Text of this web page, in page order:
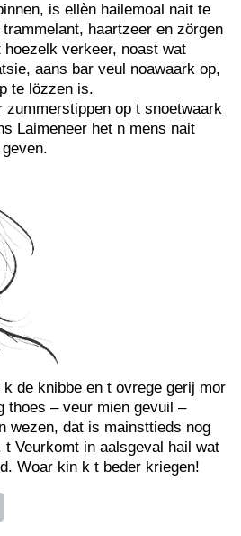
is ellèn hailemoal nait te
haartzeer en zörgen
hoezelk verkeer, noast wat
aans bar veul noawaark op,
te lözzen is.
zummerstippen op t snoetwaark
Laimeneer het n mens nait
de knibbe en t ovrege gerij mor
thoes – veur mien gevuil –
wezen, dat is mainsttieds nog
t Veurkomt in aalsgeval hail wat
Woar kin k t beder kriegen!